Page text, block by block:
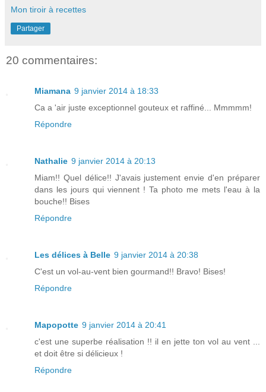
Mon tiroir à recettes
Partager
20 commentaires:
Miamana 9 janvier 2014 à 18:33
Ca a 'air juste exceptionnel gouteux et raffiné... Mmmmm!
Répondre
Nathalie 9 janvier 2014 à 20:13
Miam!! Quel délice!! J'avais justement envie d'en préparer
dans les jours qui viennent ! Ta photo me mets l'eau à la
bouche!! Bises
Répondre
Les délices à Belle 9 janvier 2014 à 20:38
C'est un vol-au-vent bien gourmand!! Bravo! Bises!
Répondre
Mapopotte 9 janvier 2014 à 20:41
c'est une superbe réalisation !! il en jette ton vol au vent ...
et doit être si délicieux !
Répondre